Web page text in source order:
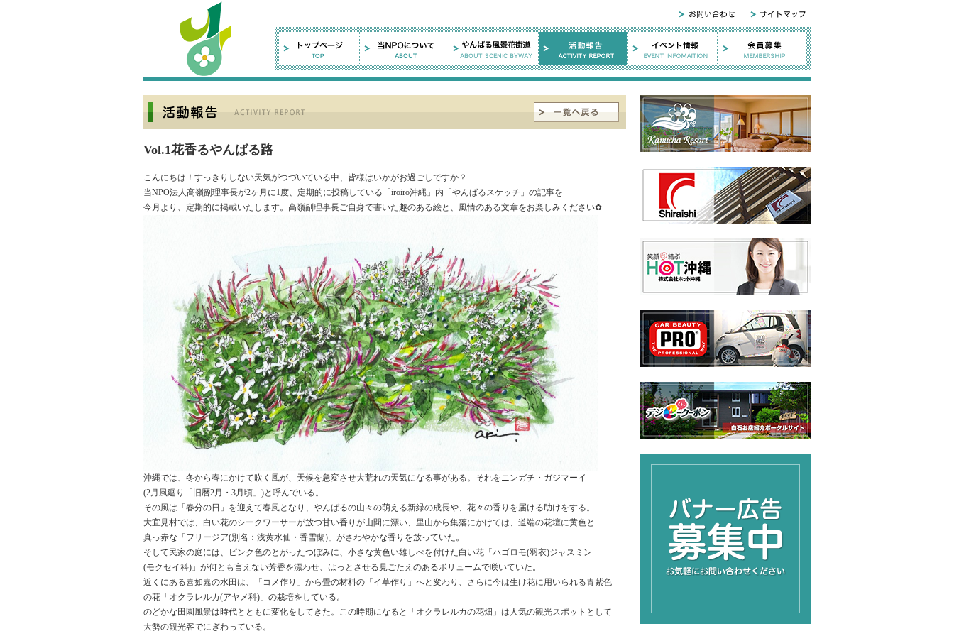
Vol.1花香るやんばる路
こんにちは！すっきりしない天気がつづいている中、皆様はいかがお過ごしですか？
当NPO法人高嶺副理事長が2ヶ月に1度、定期的に投稿している「iroiro沖縄」内「やんばるスケッチ」の記事を
今月より、定期的に掲載いたします。高嶺副理事長ご自身で書いた趣のある絵と、風情のある文章をお楽しみください✿
沖縄では、冬から春にかけて吹く風が、天候を急変させ大荒れの天気になる事がある。それをニンガチ・ガジマーイ
(2月風廻り「旧暦2月・3月頃」)と呼んでいる。
その風は「春分の日」を迎えて春風となり、やんばるの山々の萌える新緑の成長や、花々の香りを届ける助けをする。
大宜見村では、白い花のシークワーサーが放つ甘い香りが山間に漂い、里山から集落にかけては、道端の花壇に黄色と
真っ赤な「フリージア(別名：浅黄水仙・香雪蘭)」がさわやかな香りを放っていた。
そして民家の庭には、ピンク色のとがったつぼみに、小さな黄色い雄しべを付けた白い花「ハゴロモ(羽衣)ジャスミン
(モクセイ科)」が何とも言えない芳香を漂わせ、はっとさせる見ごたえのあるボリュームで咲いていた。
近くにある喜如嘉の水田は、「コメ作り」から畳の材料の「イ草作り」へと変わり、さらに今は生け花に用いられる青紫色
の花「オクラレルカ(アヤメ科)」の栽培をしている。
のどかな田園風景は時代とともに変化をしてきた。この時期になると「オクラレルカの花畑」は人気の観光スポットとして
大勢の観光客でにぎわっている。